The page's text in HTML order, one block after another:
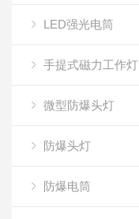
LED强光电筒
手提式磁力工作灯
微型防爆头灯
防爆头灯
防爆电筒